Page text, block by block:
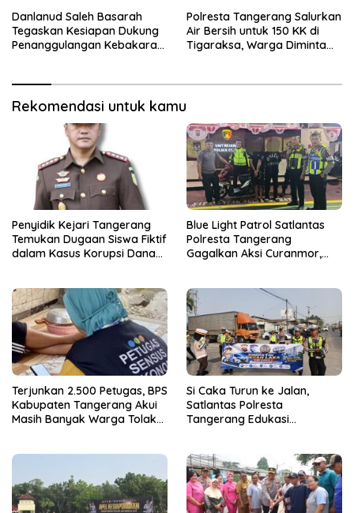
Kecelakaan
Danlanud Saleh Basarah
Tegaskan Kesiapan Dukung
Penanggulangan Kebakaran
Polresta Tangerang Salurkan
Air Bersih untuk 150 KK di
Tigaraksa, Warga Diminta
Rekomendasi untuk kamu
Penyidik Kejari Tangerang
Temukan Dugaan Siswa Fiktif
dalam Kasus Korupsi Dana
Blue Light Patrol Satlantas
Polresta Tangerang
Gagalkan Aksi Curanmor,
Terjunkan 2.500 Petugas, BPS
Kabupaten Tangerang Akui
Masih Banyak Warga Tolak
Si Caka Turun ke Jalan,
Satlantas Polresta
Tangerang Edukasi